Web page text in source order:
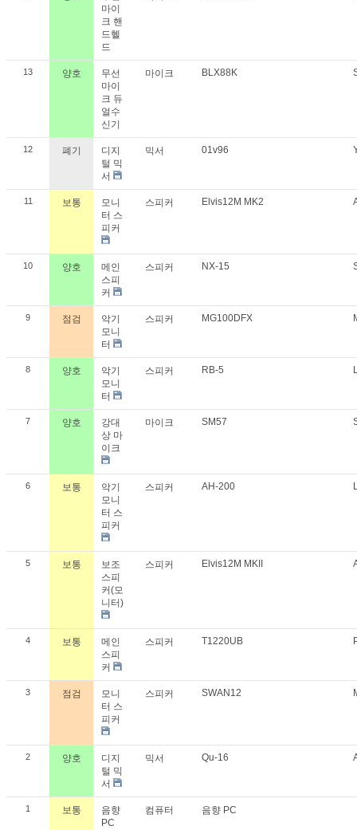
마이
크 핸
드헬
드
13 양호
무선
마이
크 듀
얼수
신기
마이크 BLX88K
12 폐기
디지
털 믹
서
믹서 01v96
11 보통
모니
터 스
피커
스피커 Elvis12M MK2
10 양호
메인
스피
커
스피커 NX-15
9 점검
악기
모니
터
스피커 MG100DFX
8 양호
악기
모니
터
스피커 RB-5
7 양호
강대
상 마
이크
마이크 SM57
6 보통
악기
모니
터 스
피커
스피커 AH-200
5 보통
보조
스피
커(모
니터)
스피커 Elvis12M MKII
4 보통
메인
스피
커
스피커 T1220UB
3 점검
모니
터 스
피커
스피커 SWAN12
2 양호
디지
털 믹
서
믹서 Qu-16
1 보통
음향
PC
컴퓨터 음향 PC